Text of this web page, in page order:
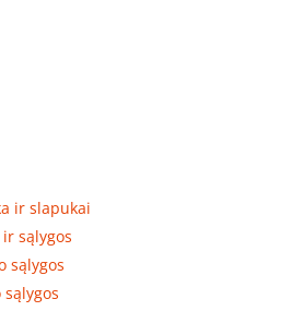
ir slapukai
sąlygos
sąlygos